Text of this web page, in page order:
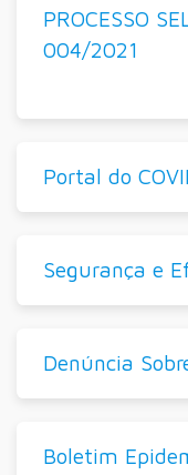
PROCESSO
004/2021
Portal do
Segurança e
Denúncia
Boletim